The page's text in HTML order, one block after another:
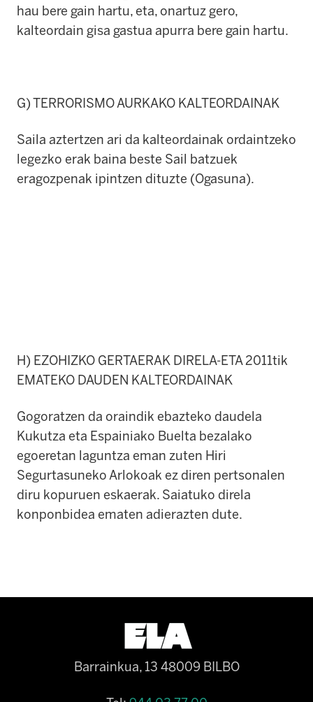
hau bere gain hartu, eta, onartuz gero,
kalteordain gisa gastua apurra bere gain hartu.
G) TERRORISMO AURKAKO KALTEORDAINAK
Saila aztertzen ari da kalteordainak ordaintzeko
legezko erak baina beste Sail batzuek
eragozpenak ipintzen dituzte (Ogasuna).
H) EZOHIZKO GERTAERAK DIRELA-ETA 2011tik
EMATEKO DAUDEN KALTEORDAINAK
Gogoratzen da oraindik ebazteko daudela
Kukutza eta Espainiako Buelta bezalako
egoeretan laguntza eman zuten Hiri
Segurtasuneko Arlokoak ez diren pertsonalen
diru kopuruen eskaerak. Saiatuko direla
konponbidea ematen adierazten dute.
Barrainkua, 13 48009 BILBO